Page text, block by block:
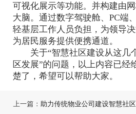
可视化展示等功能。并构建由
大脑。通过数字驾驶舱、PC端
轻基层工作人员负担，为领导
为居民服务提供便携通道。
关于“智慧社区建设从这几
区发展”的问题，以上内容已经
楚了，希望可以帮助大家。
上一篇： 助力传统物业公司建设智慧社区